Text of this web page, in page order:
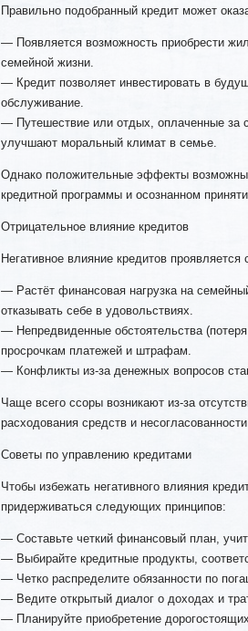
Правильно подобранный кредит может
— Появляется возможность приобрести
семейной жизни.
— Кредит позволяет инвестировать в
обслуживание.
— Путешествие или отдых, оплаченные за
улучшают моральный климат в семье.
Однако положительные эффекты
кредитной программы и осознанном
Отрицательное влияние кредитов
Негативное влияние кредитов
— Растёт финансовая нагрузка на
отказывать себе в удовольствиях.
— Непредвиденные обстоятельства
просрочкам платежей и штрафам.
— Конфликты из-за денежных вопросов
Чаще всего ссоры возникают из-за
расходования средств и
Советы по управлению кредитами
Чтобы избежать негативного влияния
придерживаться следующих принципов:
— Составьте четкий финансовый план,
— Выбирайте кредитные продукты,
— Четко распределите обязанности по
— Ведите открытый диалог о доходах и
— Планируйте приобретение